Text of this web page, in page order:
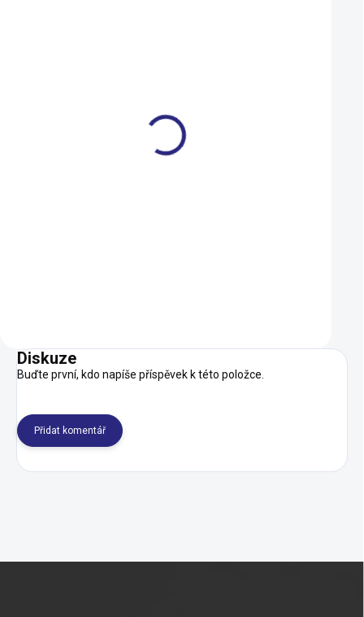
Diskuze
Buďte první, kdo napíše příspěvek k této položce.
Přidat komentář